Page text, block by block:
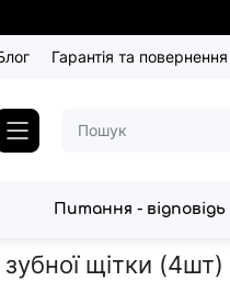
Гарантія та повернення
Питання - відповідь
Зубні щітки для дітей
щітки